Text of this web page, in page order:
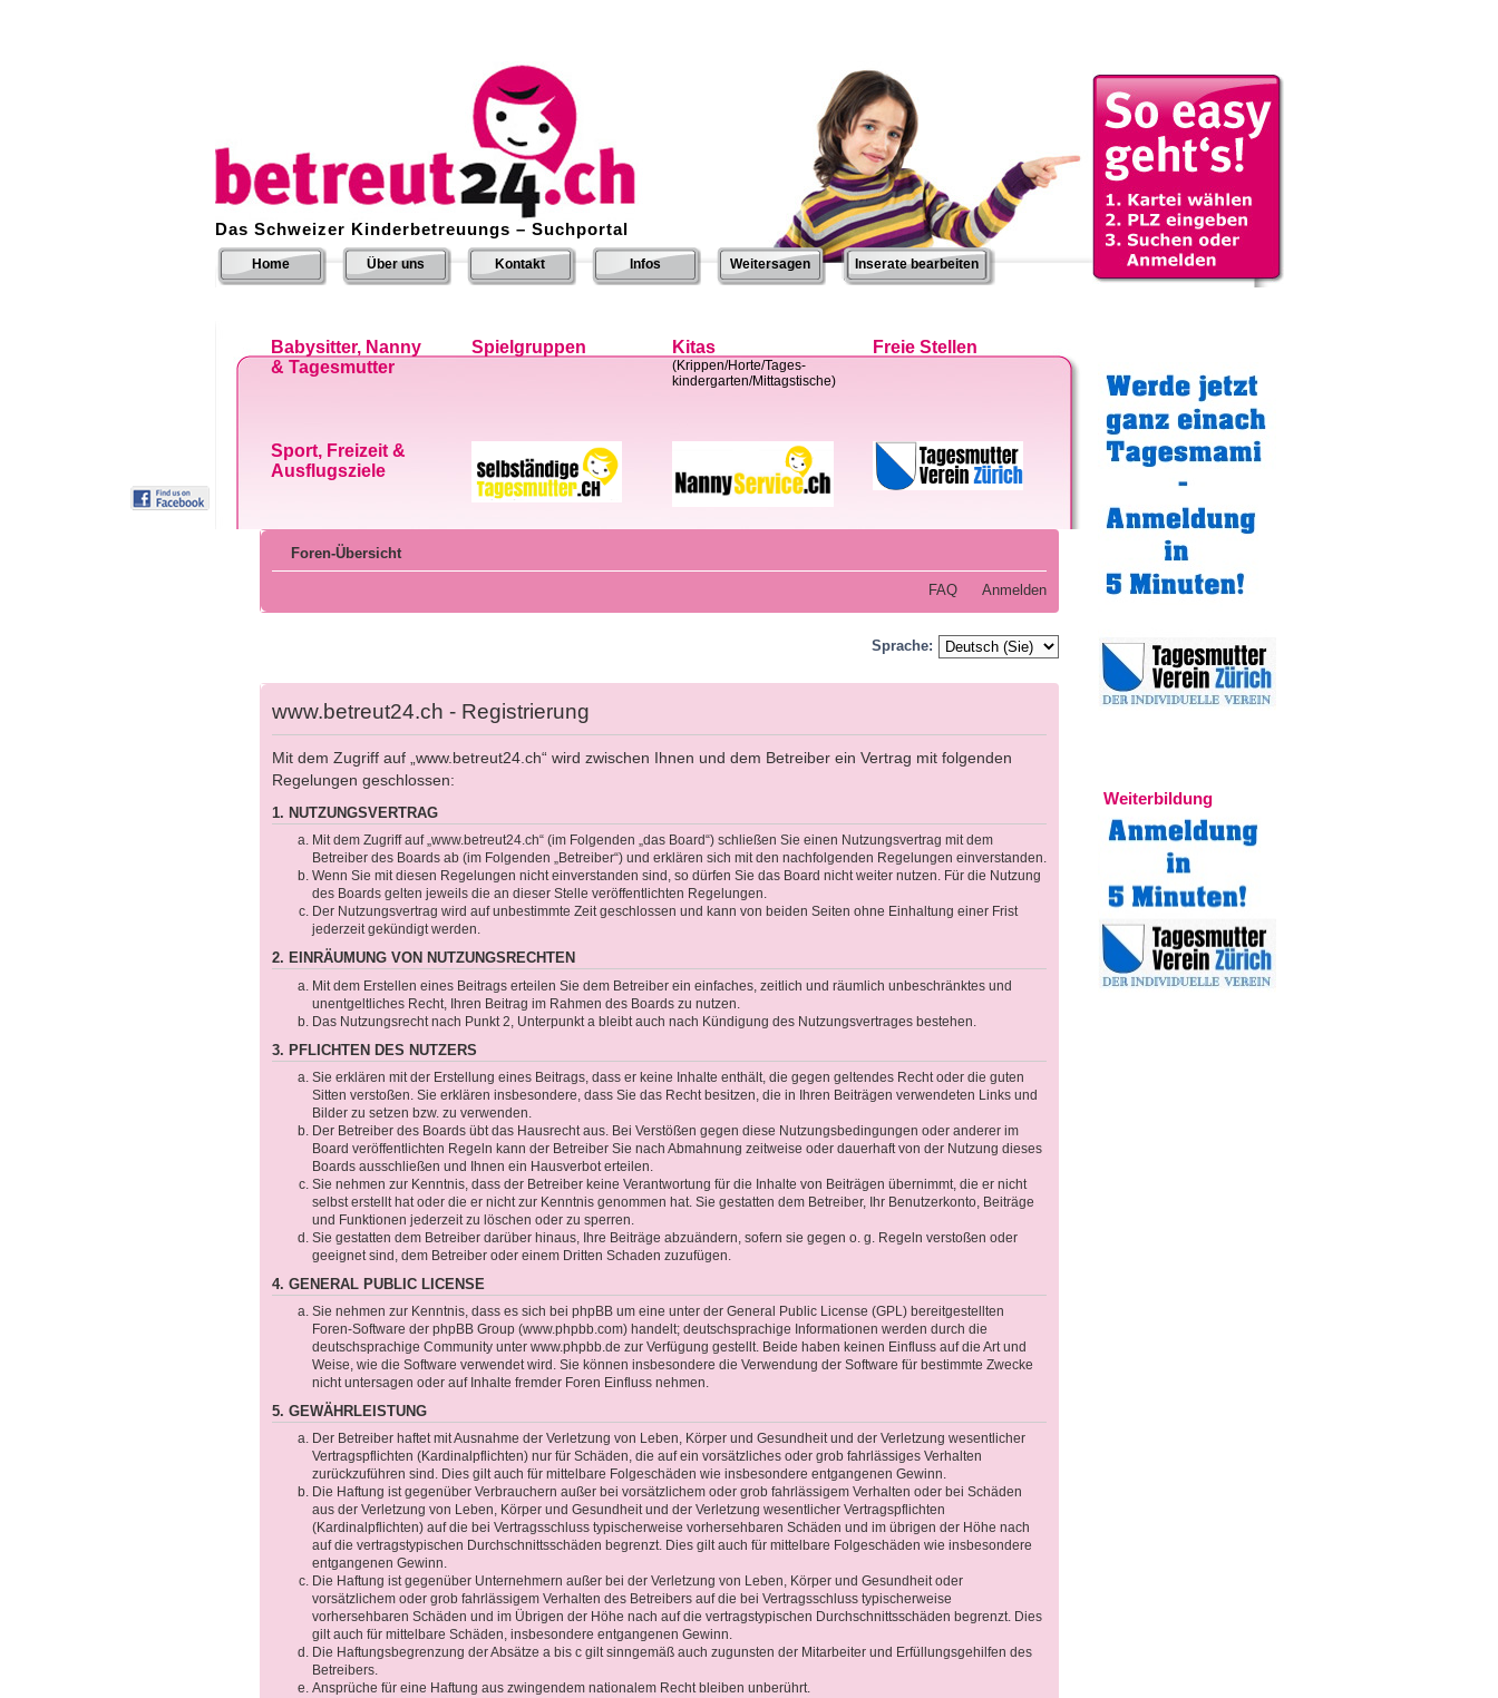
Das Schweizer Kinderbetreuungs – Suchportal
Home Über uns Kontakt Infos Weitersagen Inserate bearbeiten
Babysitter, Nanny
& Tagesmutter
Spielgruppen Kitas
(Krippen/Horte/Tages-
kindergarten/Mittagstische)
Freie Stellen
Sport, Freizeit &
Ausflugsziele
Foren-Übersicht
FAQ Anmelden
Sprache:
www.betreut24.ch - Registrierung
Mit dem Zugriff auf „www.betreut24.ch“ wird zwischen Ihnen und dem Betreiber ein Vertrag mit folgenden
Regelungen geschlossen:
1. NUTZUNGSVERTRAG
Mit dem Zugriff auf „www.betreut24.ch“ (im Folgenden „das Board“) schließen Sie einen Nutzungsvertrag mit dem
Betreiber des Boards ab (im Folgenden „Betreiber“) und erklären sich mit den nachfolgenden Regelungen einverstanden.
Wenn Sie mit diesen Regelungen nicht einverstanden sind, so dürfen Sie das Board nicht weiter nutzen. Für die Nutzung
des Boards gelten jeweils die an dieser Stelle veröffentlichten Regelungen.
Der Nutzungsvertrag wird auf unbestimmte Zeit geschlossen und kann von beiden Seiten ohne Einhaltung einer Frist
jederzeit gekündigt werden.
2. EINRÄUMUNG VON NUTZUNGSRECHTEN
Mit dem Erstellen eines Beitrags erteilen Sie dem Betreiber ein einfaches, zeitlich und räumlich unbeschränktes und
unentgeltliches Recht, Ihren Beitrag im Rahmen des Boards zu nutzen.
Das Nutzungsrecht nach Punkt 2, Unterpunkt a bleibt auch nach Kündigung des Nutzungsvertrages bestehen.
3. PFLICHTEN DES NUTZERS
Sie erklären mit der Erstellung eines Beitrags, dass er keine Inhalte enthält, die gegen geltendes Recht oder die guten
Sitten verstoßen. Sie erklären insbesondere, dass Sie das Recht besitzen, die in Ihren Beiträgen verwendeten Links und
Bilder zu setzen bzw. zu verwenden.
Der Betreiber des Boards übt das Hausrecht aus. Bei Verstößen gegen diese Nutzungsbedingungen oder anderer im
Board veröffentlichten Regeln kann der Betreiber Sie nach Abmahnung zeitweise oder dauerhaft von der Nutzung dieses
Boards ausschließen und Ihnen ein Hausverbot erteilen.
Sie nehmen zur Kenntnis, dass der Betreiber keine Verantwortung für die Inhalte von Beiträgen übernimmt, die er nicht
selbst erstellt hat oder die er nicht zur Kenntnis genommen hat. Sie gestatten dem Betreiber, Ihr Benutzerkonto, Beiträge
und Funktionen jederzeit zu löschen oder zu sperren.
Sie gestatten dem Betreiber darüber hinaus, Ihre Beiträge abzuändern, sofern sie gegen o. g. Regeln verstoßen oder
geeignet sind, dem Betreiber oder einem Dritten Schaden zuzufügen.
4. GENERAL PUBLIC LICENSE
Sie nehmen zur Kenntnis, dass es sich bei phpBB um eine unter der General Public License (GPL) bereitgestellten
Foren-Software der phpBB Group (www.phpbb.com) handelt; deutschsprachige Informationen werden durch die
deutschsprachige Community unter www.phpbb.de zur Verfügung gestellt. Beide haben keinen Einfluss auf die Art und
Weise, wie die Software verwendet wird. Sie können insbesondere die Verwendung der Software für bestimmte Zwecke
nicht untersagen oder auf Inhalte fremder Foren Einfluss nehmen.
5. GEWÄHRLEISTUNG
Der Betreiber haftet mit Ausnahme der Verletzung von Leben, Körper und Gesundheit und der Verletzung wesentlicher
Vertragspflichten (Kardinalpflichten) nur für Schäden, die auf ein vorsätzliches oder grob fahrlässiges Verhalten
zurückzuführen sind. Dies gilt auch für mittelbare Folgeschäden wie insbesondere entgangenen Gewinn.
Die Haftung ist gegenüber Verbrauchern außer bei vorsätzlichem oder grob fahrlässigem Verhalten oder bei Schäden
aus der Verletzung von Leben, Körper und Gesundheit und der Verletzung wesentlicher Vertragspflichten
(Kardinalpflichten) auf die bei Vertragsschluss typischerweise vorhersehbaren Schäden und im übrigen der Höhe nach
auf die vertragstypischen Durchschnittsschäden begrenzt. Dies gilt auch für mittelbare Folgeschäden wie insbesondere
entgangenen Gewinn.
Die Haftung ist gegenüber Unternehmern außer bei der Verletzung von Leben, Körper und Gesundheit oder
vorsätzlichem oder grob fahrlässigem Verhalten des Betreibers auf die bei Vertragsschluss typischerweise
vorhersehbaren Schäden und im Übrigen der Höhe nach auf die vertragstypischen Durchschnittsschäden begrenzt. Dies
gilt auch für mittelbare Schäden, insbesondere entgangenen Gewinn.
Die Haftungsbegrenzung der Absätze a bis c gilt sinngemäß auch zugunsten der Mitarbeiter und Erfüllungsgehilfen des
Betreibers.
Ansprüche für eine Haftung aus zwingendem nationalem Recht bleiben unberührt.
Weiterbildung